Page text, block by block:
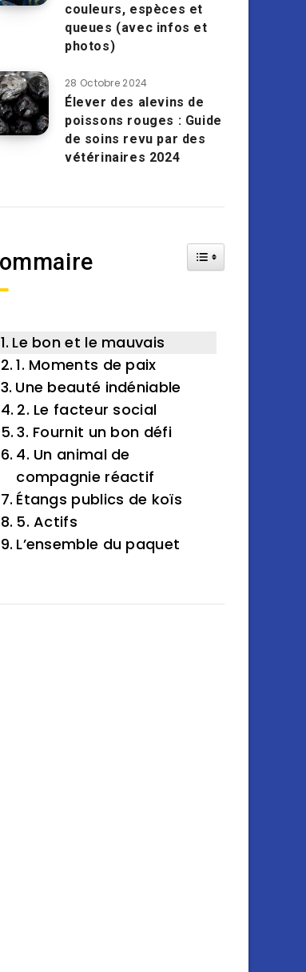
couleurs, espèces et
queues (avec infos et
photos)
28 Octobre 2024
Élever des alevins de
poissons rouges : Guide
de soins revu par des
vétérinaires 2024
Toggle Table of
Le bon et le mauvais
1. Moments de paix
Une beauté indéniable
2. Le facteur social
3. Fournit un bon défi
4. Un animal de
compagnie réactif
Étangs publics de koïs
5. Actifs
L’ensemble du paquet